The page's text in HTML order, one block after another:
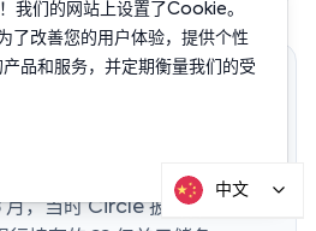
持着强劲的 1:1 美元锚定，但
的偏离。最显著的一次发生
月，当时 Circle 披露了在刚
我们的网站上设置了Cookie。
了改善您的用户体验，提供个性
品和服务，并定期衡量我们的受
中文